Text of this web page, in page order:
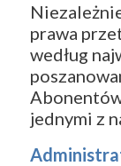
prawa
według
jednymi z